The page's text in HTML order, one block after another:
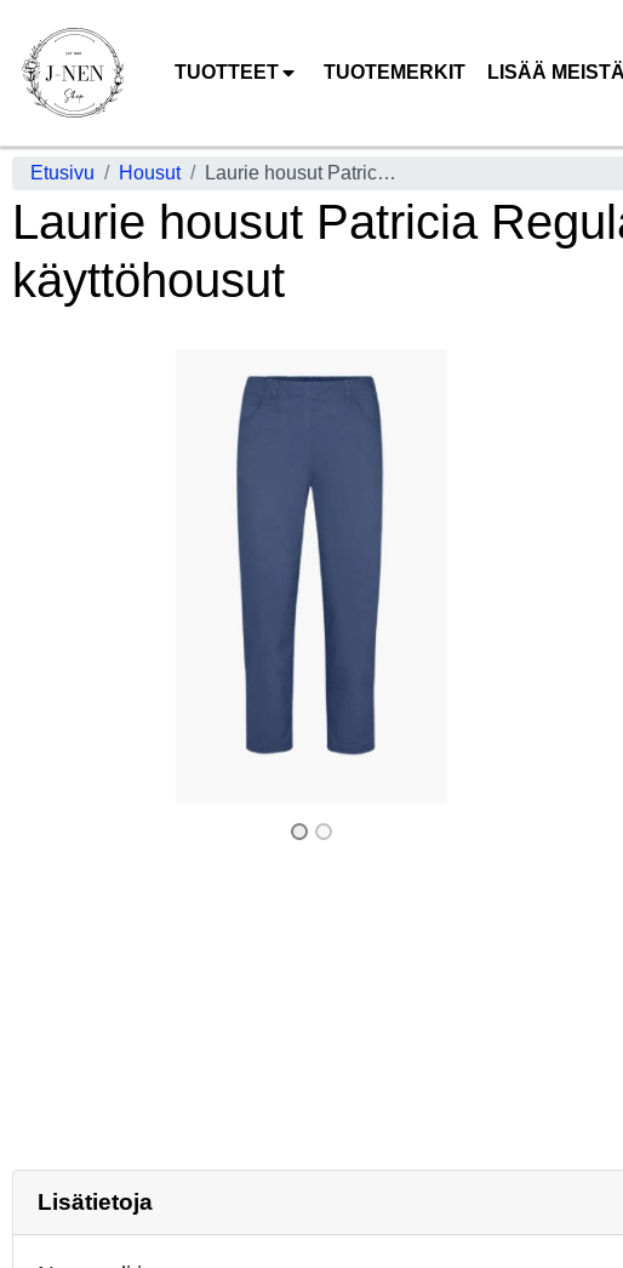
TUOTTEET TUOTEMERKIT LISÄÄ MEISTÄ
Etusivu Housut Laurie housut Patricia Regular Cropped Blue sininen todella mukavat käyttöhousut
Laurie housut Patricia
käyttöhousut
Lisätietoja